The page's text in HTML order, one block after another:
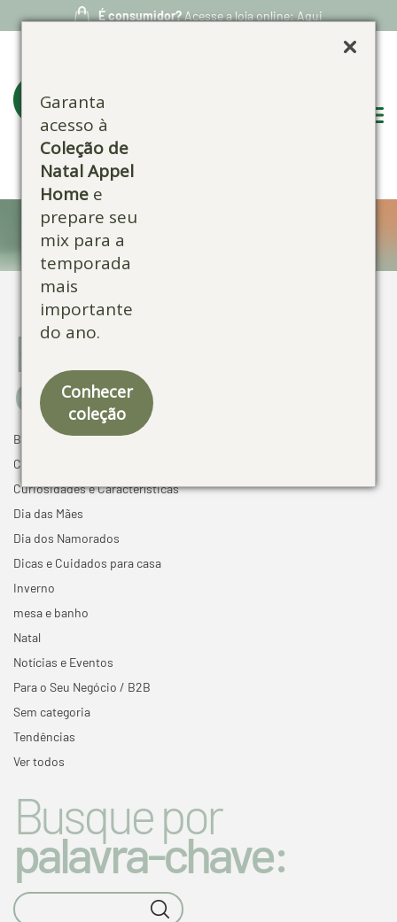
Garanta
acesso à
Coleção de
Natal Appel
Home e
prepare seu
mix para a
temporada
mais
importante
do ano.
Conhecer
coleção
É consumidor?Acesse a loja online: Aqui
Escolha por
categoria:
Black Friday
Cama mesa e banho
Curiosidades e Características
Dia das Mães
Dia dos Namorados
Dicas e Cuidados para casa
Inverno
mesa e banho
Natal
Notícias e Eventos
Para o Seu Negócio / B2B
Sem categoria
Tendências
Ver todos
Busque por
palavra-chave: